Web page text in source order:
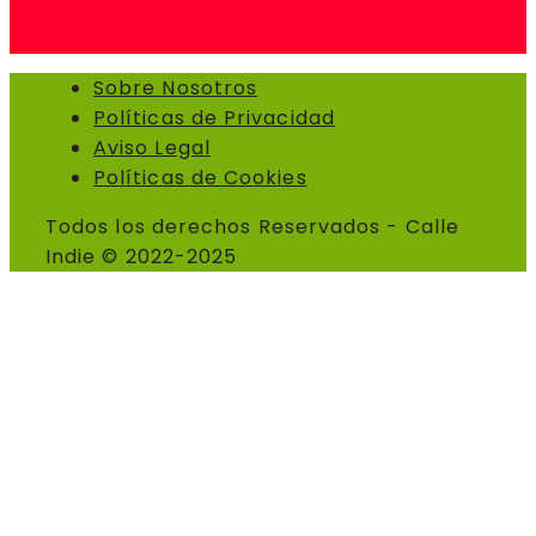
Sobre Nosotros
Políticas de Privacidad
Aviso Legal
Políticas de Cookies
Todos los derechos Reservados - Calle
Indie © 2022-2025